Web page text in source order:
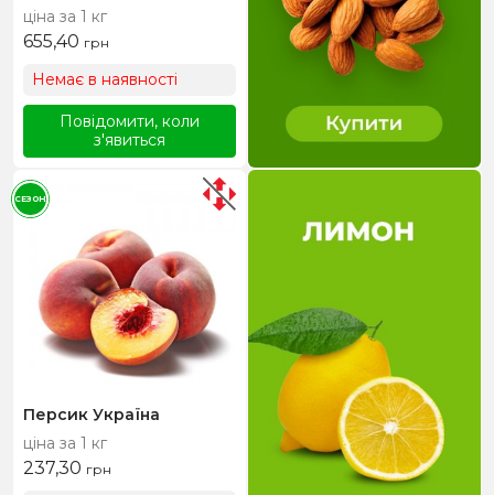
ціна за 1 кг
655,40 грн
Немає в наявності
Повідомити, коли
з'явиться
Персик Україна
ціна за 1 кг
237,30 грн
СЕЗОН